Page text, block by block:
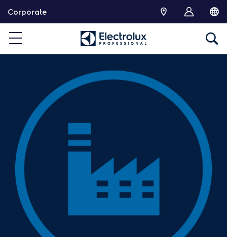
Corporate